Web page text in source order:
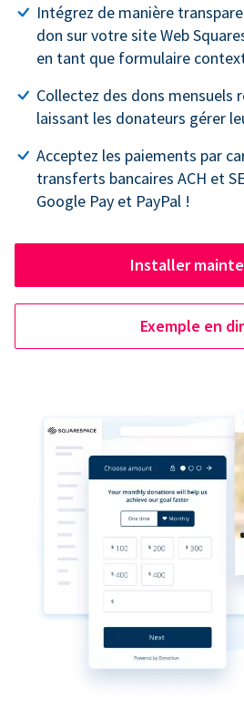
Intégrez de manière
don sur votre site Web
en tant que formulaire
Collectez des dons mensuels
laissant les donateurs gérer
Acceptez les paiements par
transferts bancaires ACH et
Google Pay et PayPal !
Installer
Exemple en